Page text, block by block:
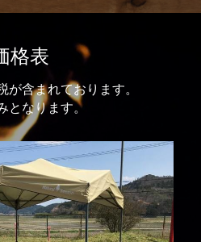
格表
含まれております。
となります。